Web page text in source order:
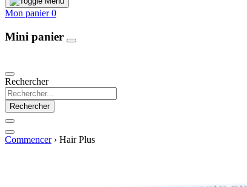
Mon panier 0
Mini panier
Rechercher
Rechercher
Commencer › Hair Plus